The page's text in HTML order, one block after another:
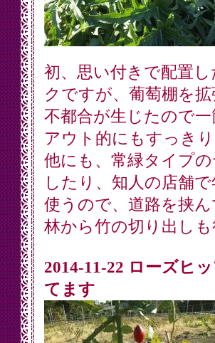
初、思い付きで配置
クですが、葡萄棚を
不都合が生じたので
アウト的にもすっき
他にも、常緑タイプ
したり、知人の店舗
使うので、道路を挟
林から竹の切り出しも
2014-11-22 ローズヒ
てます